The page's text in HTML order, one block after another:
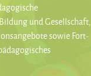
und Gesellschaft,
sowie Fort-